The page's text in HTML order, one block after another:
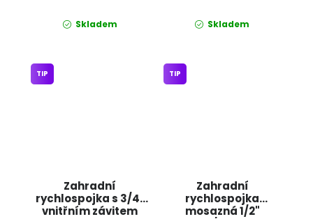
Skladem Skladem
Zahradní
rychlospojka s 3/4"
vnitřním závitem
TIP
Zahradní
rychlospojka
mosazná 1/2"
TIP